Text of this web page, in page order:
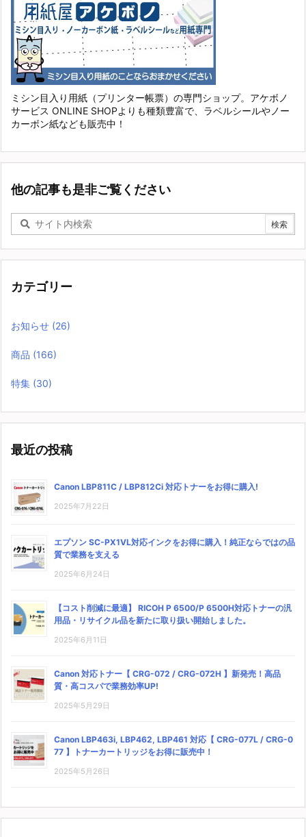
ミシン目入り用紙（プリンター帳票）の専門ショップ。アケボノ
サービス ONLINE SHOPよりも種類豊富で、ラベルシールやノー
カーボン紙なども販売中！
他の記事も是非ご覧ください
カテゴリー
お知らせ (26)
商品 (166)
特集 (30)
最近の投稿
Canon LBP811C / LBP812Ci 対応トナーをお得に購入!
2025年7月22日
エプソン SC-PX1VL対応インクをお得に購入！純正ならではの品
質で業務を支える
2025年6月24日
【コスト削減に最適】 RICOH P 6500/P 6500H対応トナーの汎
用品・リサイクル品を新たに取り扱い開始しました。
2025年6月11日
Canon 対応トナー【 CRG-072 / CRG-072H 】新発売！高品
質・高コスパで業務効率UP!
2025年5月29日
Canon LBP463i, LBP462, LBP461 対応【 CRG-077L / CRG-0
77 】トナーカートリッジをお得に販売中！
2025年5月26日